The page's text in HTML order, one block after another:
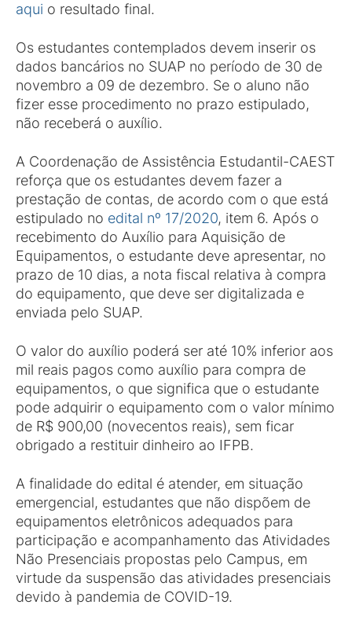
aqui o resultado final.
Os estudantes contemplados devem inserir os
dados bancários no SUAP no período de 30 de
novembro a 09 de dezembro. Se o aluno não
fizer esse procedimento no prazo estipulado,
não receberá o auxílio.
A Coordenação de Assistência Estudantil-CAEST
reforça que os estudantes devem fazer a
prestação de contas, de acordo com o que está
estipulado no edital nº 17/2020, item 6. Após o
recebimento do Auxílio para Aquisição de
Equipamentos, o estudante deve apresentar, no
prazo de 10 dias, a nota fiscal relativa à compra
do equipamento, que deve ser digitalizada e
enviada pelo SUAP.
O valor do auxílio poderá ser até 10% inferior aos
mil reais pagos como auxílio para compra de
equipamentos, o que significa que o estudante
pode adquirir o equipamento com o valor mínimo
de R$ 900,00 (novecentos reais), sem ficar
obrigado a restituir dinheiro ao IFPB.
A finalidade do edital é atender, em situação
emergencial, estudantes que não dispõem de
equipamentos eletrônicos adequados para
participação e acompanhamento das Atividades
Não Presenciais propostas pelo Campus, em
virtude da suspensão das atividades presenciais
devido à pandemia de COVID-19.